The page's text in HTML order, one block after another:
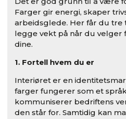
Farger gir energi, skaper
arbeidsglede. Her får du tre
legge vekt på når du velger
dine.
1. Fortell hvem du er
Interiøret er en
farger fungerer som et
kommuniserer bedriftens
den står for. Samtidig kan